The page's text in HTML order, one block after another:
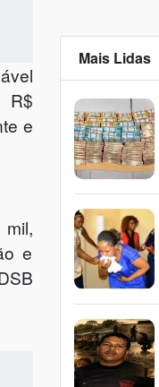
R$
e
e
Mais Lidas